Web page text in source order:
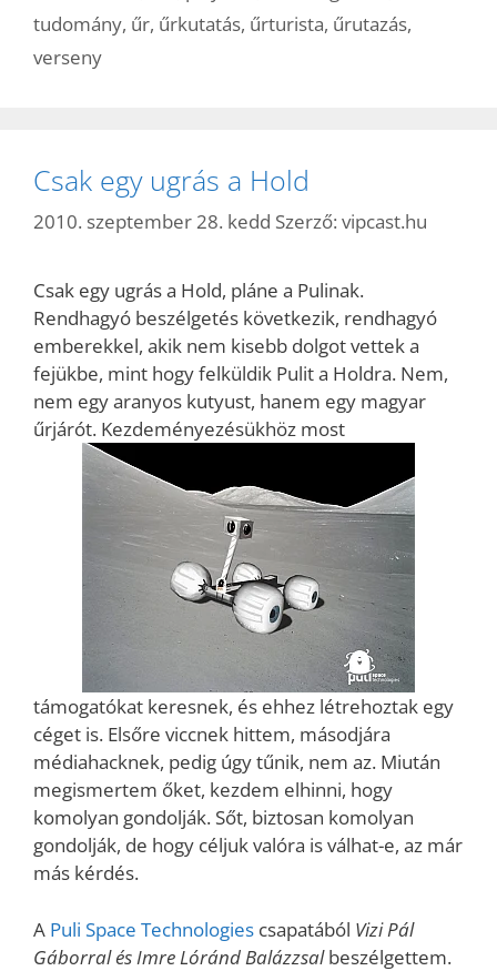
tudomány, űr, űrkutatás, űrturista, űrutazás,
verseny
Csak egy ugrás a Hold
2010. szeptember 28. kedd Szerző: vipcast.hu
Csak egy ugrás a Hold, pláne a Pulinak.
Rendhagyó beszélgetés következik, rendhagyó
emberekkel, akik nem kisebb dolgot vettek a
fejükbe, mint hogy felküldik Pulit a Holdra. Nem,
nem egy aranyos kutyust, hanem egy magyar
űrjárót. Kezdeményezésükhöz most
támogatókat keresnek, és ehhez létrehoztak egy
céget is. Elsőre viccnek hittem, másodjára
médiahacknek, pedig úgy tűnik, nem az. Miután
megismertem őket, kezdem elhinni, hogy
komolyan gondolják. Sőt, biztosan komolyan
gondolják, de hogy céljuk valóra is válhat-e, az már
más kérdés.
A Puli Space Technologies csapatából Vizi Pál
Gáborral és Imre Lóránd Balázzsalbeszélgettem.